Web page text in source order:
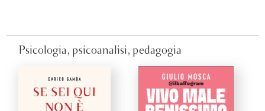
Psicologia, psicoanalisi, pedagogia